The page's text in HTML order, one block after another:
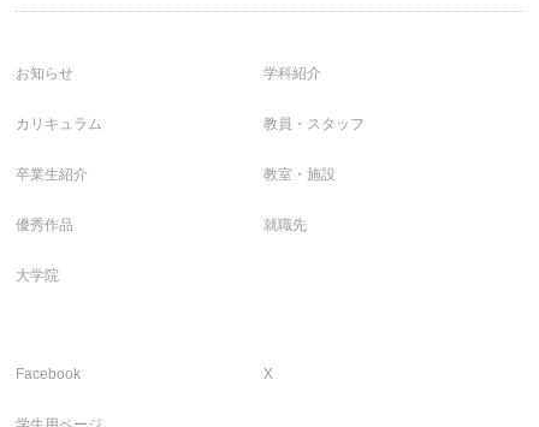
お知らせ 学科紹介
カリキュラム 教員・スタッフ
卒業生紹介 教室・施設
優秀作品 就職先
大学院
Facebook X